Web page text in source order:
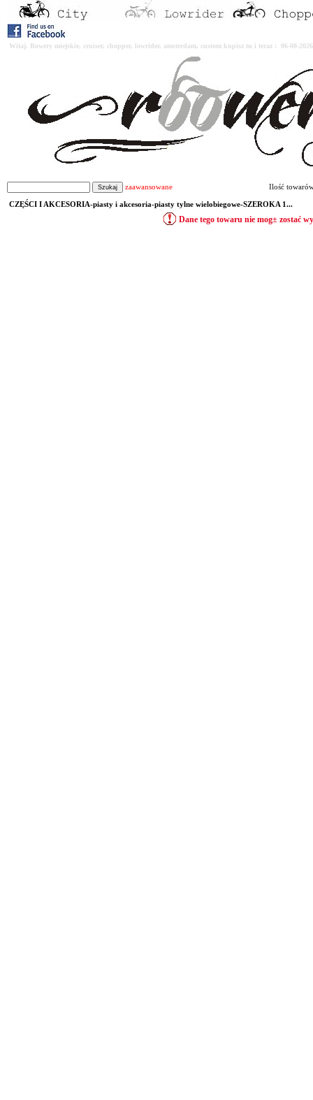
Witaj. Rowery miejskie, cruiser, chopper, lowrider, amsterdam, custom kupisz tu i teraz : 06-08-
zaawansowane Ilość
CZĘŚCI I AKCESORIA-piasty i akcesoria-piasty tylne wielobiegowe-SZEROKA 1...
Dane tego towaru nie mog± zostać